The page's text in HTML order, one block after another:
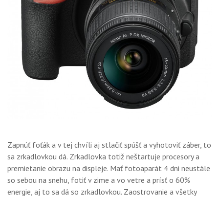
Zapnúť foťák a v tej chvíli aj stlačiť spúšť a vyhotoviť záber, to
sa zrkadlovkou dá. Zrkadlovka totiž neštartuje procesory a
premietanie obrazu na displeje. Mať fotoaparát 4 dni neustále
so sebou na snehu, fotiť v zime a vo vetre a prísť o 60%
energie, aj to sa dá so zrkadlovkou. Zaostrovanie a všetky